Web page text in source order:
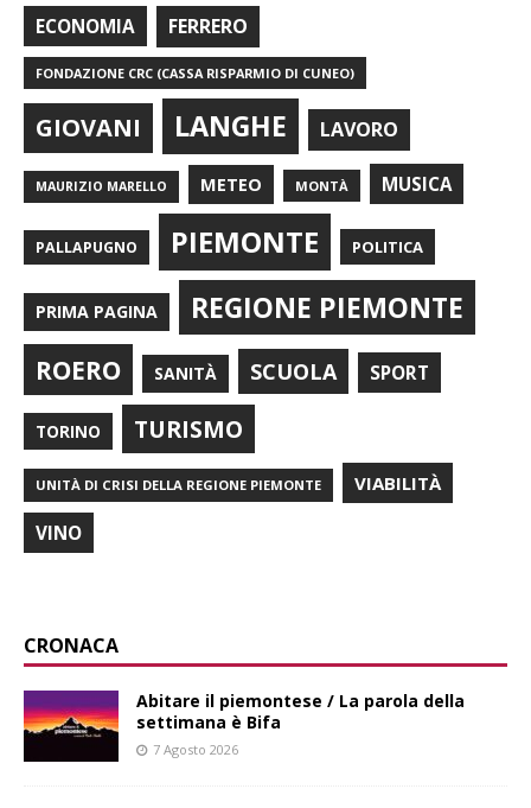
ECONOMIA FERRERO
FONDAZIONE CRC (CASSA RISPARMIO DI CUNEO)
GIOVANI LANGHE LAVORO
MAURIZIO MARELLO METEO MONTÀ MUSICA
PALLAPUGNO PIEMONTE POLITICA
PRIMA PAGINA REGIONE PIEMONTE
ROERO SANITÀ SCUOLA SPORT
TORINO TURISMO
UNITÀ DI CRISI DELLA REGIONE PIEMONTE VIABILITÀ
VINO
CRONACA
Abitare il piemontese / La parola della
settimana è Bifa
7 Agosto 2026